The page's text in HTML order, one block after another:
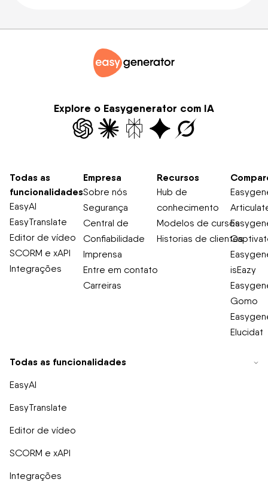
Explore o Easygenerator com IA
Todas as
funcionalidades
EasyAI
EasyTranslate
Editor de vídeo
SCORM e xAPI
Integrações
Empresa
Sobre nós
Segurança
Central de
Confiabilidade
Imprensa
Entre em contato
Carreiras
Recursos
Hub de
conhecimento
Modelos de cursos
Historias de clientes
isEazy
Gomo
Elucidat
Todas as funcionalidades
EasyAI
EasyTranslate
Editor de vídeo
SCORM e xAPI
Integrações